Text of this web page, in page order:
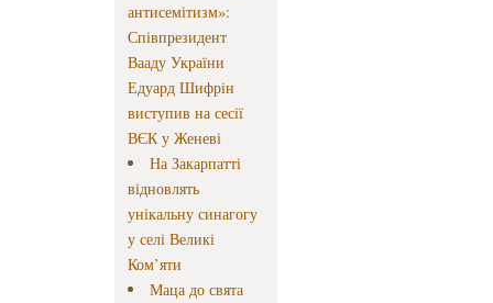
антисемітизм»:
Співпрезидент
Вааду України
Едуард Шифрін
виступив на сесії
ВЄК у Женеві
На Закарпатті
відновлять
унікальну синагогу
у селі Великі
Ком’яти
Маца до свята